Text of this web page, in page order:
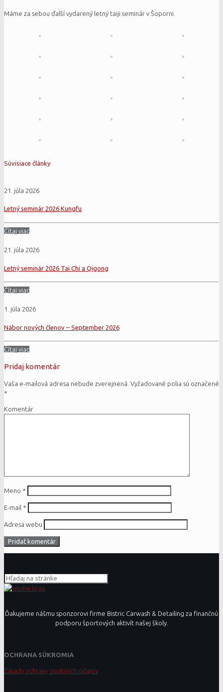
Máme za sebou ďalší vydarený letný taiji seminár v Šoporni.
Súvisiace články
21. júla 2026
Letný seminár 2026 Kungfu
Čítaj viac
21. júla 2026
Letný seminár 2026 Tai Chi a Qigong
Čítaj viac
1. júla 2026
Nábor nových členov – September 2026
Čítaj viac
Pridaj komentár
Vaša e-mailová adresa nebude zverejnená. Vyžadované polia sú označené
*
Komentár
Meno *
E-mail *
Adresa webu
Ďakujeme nášmu sponzorovi firme Bistric Carwash & Detailing za finančnú
podporu športových aktivít našej školy.
OCHRANA SÚKROMIA
Zásady ochrany osobných údajov